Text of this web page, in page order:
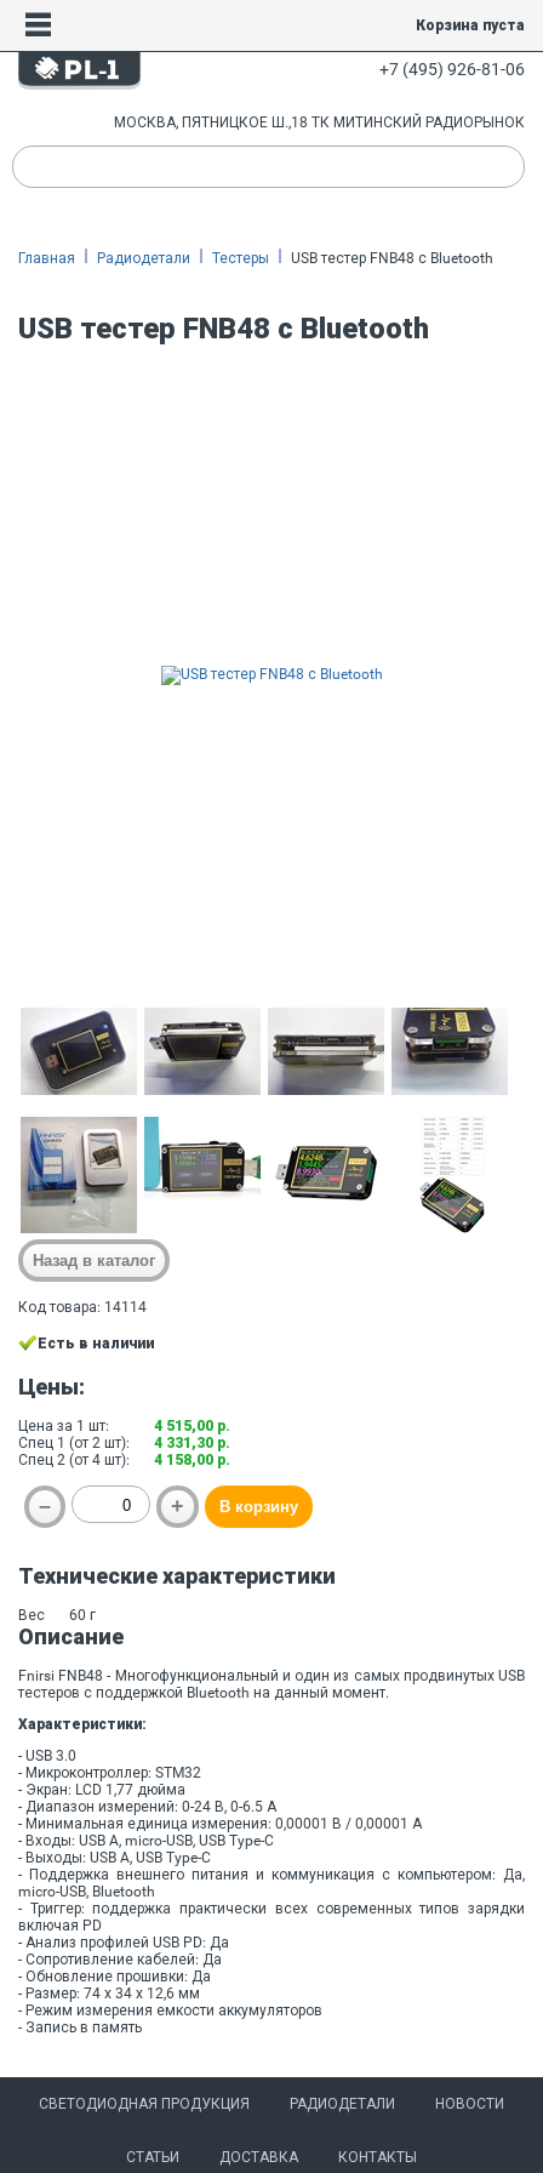
Корзина пуста
+7 (495) 926-81-06
МОСКВА, ПЯТНИЦКОЕ Ш.,18 ТК МИТИНСКИЙ РАДИОРЫНОК
Главная Радиодетали Тестеры USB тестер FNB48 с Bluetooth
USB тестер FNB48 с Bluetooth
Код товара: 14114
Есть в наличии
Цены:
Цена за 1 шт:
4 515,00 р.
Спец 1 (от 2 шт):
4 331,30 р.
Спец 2 (от 4 шт):
4 158,00 р.
Технические характеристики
Вес 60 г
Описание
Fnirsi FNB48 - Многофункциональный и один из самых продвинутых USB
тестеров с поддержкой Bluetooth на данный момент.
Характеристики:
- USB 3.0
- Микроконтроллер: STM32
- Экран: LCD 1,77 дюйма
- Диапазон измерений: 0-24 В, 0-6.5 А
- Минимальная единица измерения: 0,00001 В / 0,00001 А
- Входы: USB A, micro-USB, USB Type-C
- Выходы: USB A, USB Type-C
- Поддержка внешнего питания и коммуникация с компьютером: Да,
micro-USB, Bluetooth
- Триггер: поддержка практически всех современных типов зарядки
включая PD
- Анализ профилей USB PD: Да
- Сопротивление кабелей: Да
- Обновление прошивки: Да
- Размер: 74 х 34 х 12,6 мм
- Режим измерения емкости аккумуляторов
- Запись в память
СВЕТОДИОДНАЯ ПРОДУКЦИЯ РАДИОДЕТАЛИ НОВОСТИ
СТАТЬИ ДОСТАВКА КОНТАКТЫ